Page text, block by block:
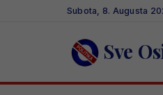
Subota, 8. Augusta
Sve